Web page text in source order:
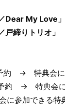
／Dear My
／戸締りトリ
約 → 特典会に
約 → 特典会
参加できる特